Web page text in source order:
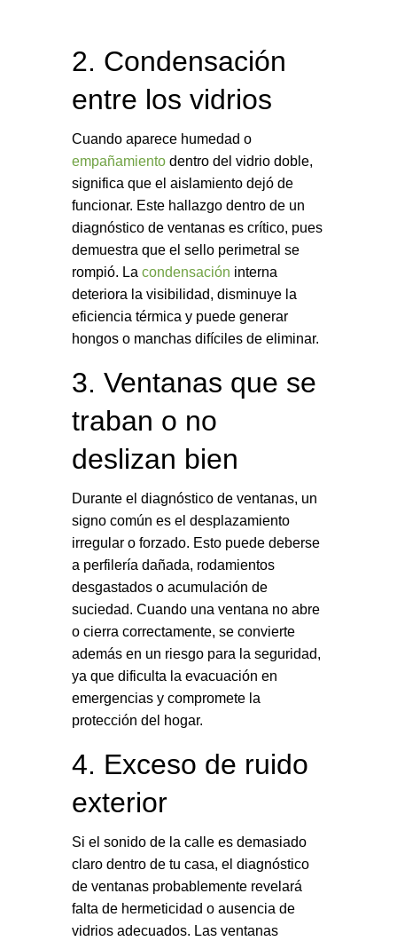
2. Condensación
entre los vidrios
Cuando aparece humedad o
empañamientodentro del vidrio doble,
significa que el aislamiento dejó de
funcionar. Este hallazgo dentro de un
diagnóstico de ventanas es crítico, pues
demuestra que el sello perimetral se
rompió. La condensación interna
deteriora la visibilidad, disminuye la
eficiencia térmica y puede generar
hongos o manchas difíciles de eliminar.
3. Ventanas que se
traban o no
deslizan bien
Durante el diagnóstico de ventanas, un
signo común es el desplazamiento
irregular o forzado. Esto puede deberse
a perfilería dañada, rodamientos
desgastados o acumulación de
suciedad. Cuando una ventana no abre
o cierra correctamente, se convierte
además en un riesgo para la seguridad,
ya que dificulta la evacuación en
emergencias y compromete la
protección del hogar.
4. Exceso de ruido
exterior
Si el sonido de la calle es demasiado
claro dentro de tu casa, el diagnóstico
de ventanas probablemente revelará
falta de hermeticidad o ausencia de
vidrios adecuados. Las ventanas